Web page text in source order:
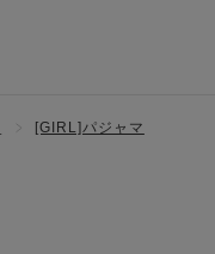
[GIRL]パジャマ